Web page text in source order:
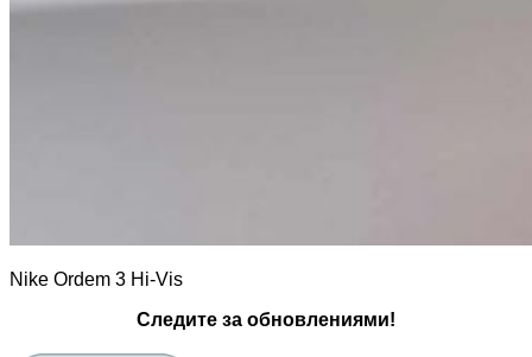
Nike Ordem 3 Hi-Vis
Следите за обновлениями!